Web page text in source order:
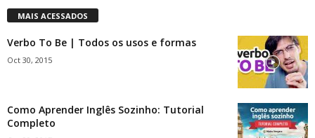
MAIS ACESSADOS
Verbo To Be | Todos os usos e formas
Oct 30, 2015
Como Aprender Inglês Sozinho: Tutorial
Completo